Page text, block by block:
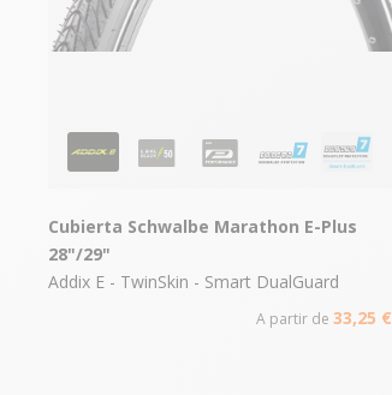
Cubierta Schwalbe Marathon E-Plus
28"/29"
Addix E - TwinSkin - Smart DualGuard
A partir de 33,25 €